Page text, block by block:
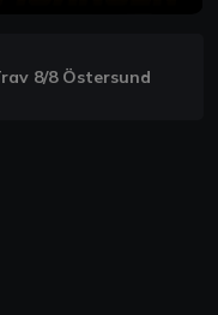
8/8 Östersund